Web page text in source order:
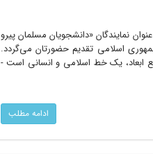
نمایندگان «دانشجویان مسلمان پیرو
که به نقل از روزنامه جمهوری اسلامی تقدیم حضورتان می‌گردد.
ابعاد، یک خط اسلامی و انسانی است -
ادامه مطلب